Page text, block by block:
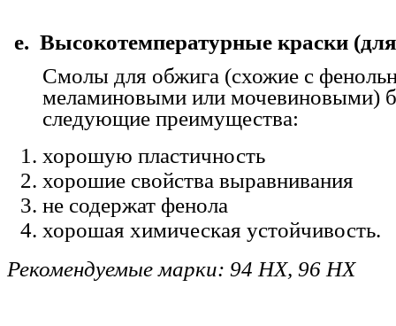
e. Высокотемпературные краски
Смолы для обжига (схожие с
меламиновыми или мочевиновыми)
следующие преимущества:
хорошую пластичность
хорошие свойства выравнивания
не содержат фенола
хорошая химическая устойчивость.
Рекомендуемые марки: 94 HX, 96 HX